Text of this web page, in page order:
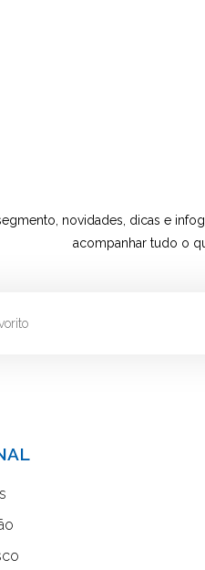
novidades, dicas e
acompanhar tudo o